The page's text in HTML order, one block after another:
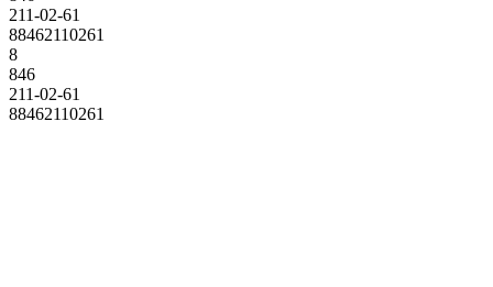
211-02-61
88462110261
8
846
211-02-61
88462110261